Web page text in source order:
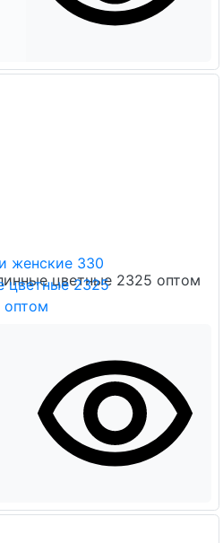
цветные 2325 оптом